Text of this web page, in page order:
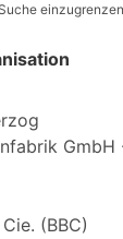
GmbH -
(BBC)